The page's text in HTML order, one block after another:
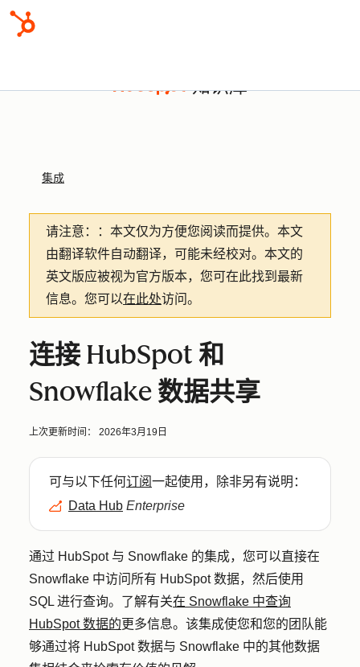
知识库
集成
请注意： ：本文仅为方便您阅读而提供。 本文
由翻译软件自动翻译，可能未经校对。本文的
英文版应被视为官方版本，您可在此找到最新
信息。您可以在此处访问。
连接 HubSpot 和
Snowflake 数据共享
上次更新时间： 2026年3月19日
可与以下任何订阅一起使用，除非另有说明：
Data Hub Enterprise
通过 HubSpot 与 Snowflake 的集成，您可以直接在
Snowflake 中访问所有 HubSpot 数据，然后使用
SQL 进行查询。了解有关在 Snowflake 中查询
HubSpot 数据的更多信息。该集成使您和您的团队能
够通过将 HubSpot 数据与 Snowflake 中的其他数据